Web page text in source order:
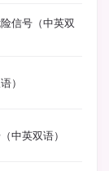
信号（中英双
）
中英双语）